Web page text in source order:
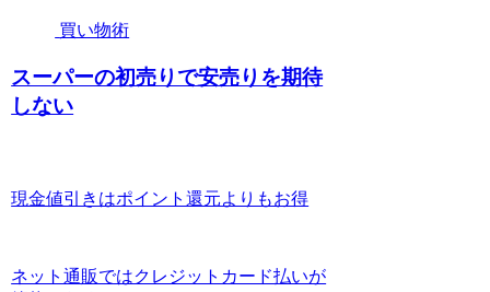
買い物術
スーパーの初売りで安売りを期待
しない
現金値引きはポイント還元よりもお得
ネット通販ではクレジットカード払いが